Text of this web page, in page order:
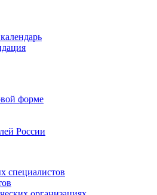
форме
России
специалистов